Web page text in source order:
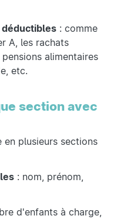
: comme
A, les rachats
alimentaires
etc.
section avec
en plusieurs sections
: nom, prénom,
d'enfants à charge,